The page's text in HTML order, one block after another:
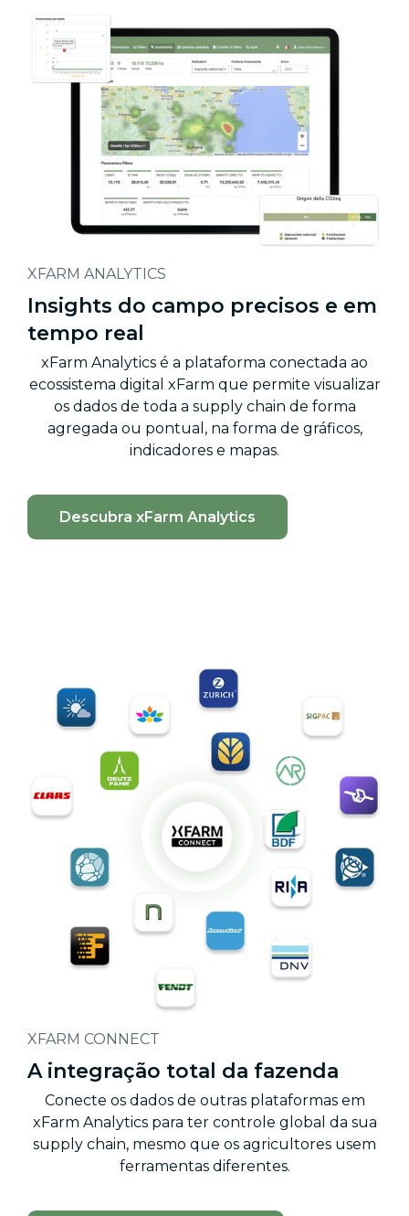
XFARM ANALYTICS
Insights do campo precisos e em
tempo real
xFarm Analytics é a plataforma conectada ao
ecossistema digital xFarm que permite visualizar
os dados de toda a supply chain de forma
agregada ou pontual, na forma de gráficos,
indicadores e mapas.
Descubra xFarm Analytics
XFARM CONNECT
A integração total da fazenda
Conecte os dados de outras plataformas em
xFarm Analytics para ter controle global da sua
supply chain, mesmo que os agricultores usem
ferramentas diferentes.